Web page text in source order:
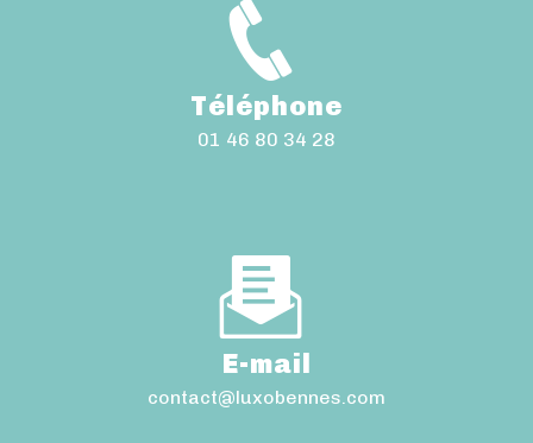
Téléphone
01 46 80 34 28
E-mail
contact@luxobennes.com